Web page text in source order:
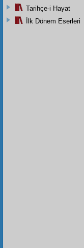
Tarihçe-i Hayat
İlk Dönem Eserleri